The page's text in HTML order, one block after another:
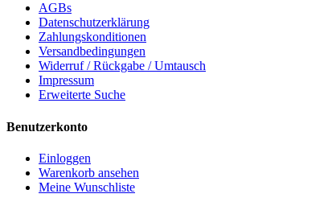
AGBs
Datenschutzerklärung
Zahlungskonditionen
Versandbedingungen
Widerruf / Rückgabe / Umtausch
Impressum
Erweiterte Suche
Benutzerkonto
Einloggen
Warenkorb ansehen
Meine Wunschliste